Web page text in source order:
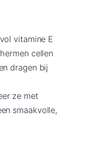
vitamine E
cellen
dragen bij
ze met
smaakvolle,